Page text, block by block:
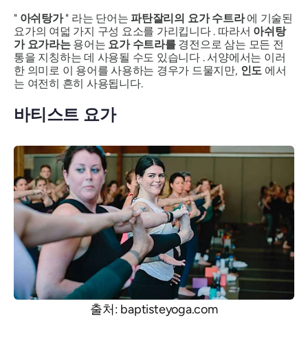
" 아쉬탕가" 라는 단어는파탄잘리의 요가 수트라에 기술된
요가의 여덟 가지 구성 요소를 가리킵니다 . 따라서 아쉬탕
가 요가라는용어는 요가 수트라를경전으로 삼는 모든 전
통을 지칭하는 데 사용될 수도 있습니다 . 서양에서는 이러
한 의미로 이 용어를 사용하는 경우가 드물지만, 인도 에서
는 여전히 흔히 사용됩니다.
바티스트 요가
출처: baptisteyoga.com